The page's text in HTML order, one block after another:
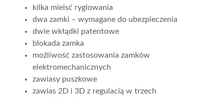
kilka mieisć ryglowania
dwa zamki – wymagane do ubezpieczenia
dwie wkłądki patentowe
blokada zamka
możliwość zastosowania zamków
elektromechanicznych
zawiasy puszkowe
zawias 2D i 3D z regulacią w trzech